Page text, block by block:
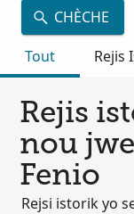
CHÈCHE
Tout
Rejis
Rejis
nou
Fenio
Rejsi istorik yo